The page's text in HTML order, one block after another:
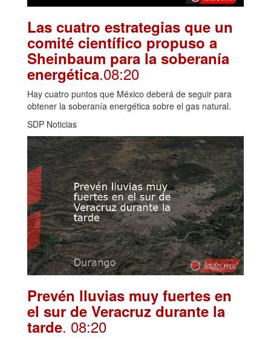
Las cuatro estrategias que un
comité científico propuso a
Sheinbaum para la soberanía
energética.08:20
Hay cuatro puntos que México deberá de seguir para
obtener la soberanía energética sobre el gas natural.
SDP Noticias
Prevén lluvias muy fuertes en
el sur de Veracruz durante la
tarde. 08:20